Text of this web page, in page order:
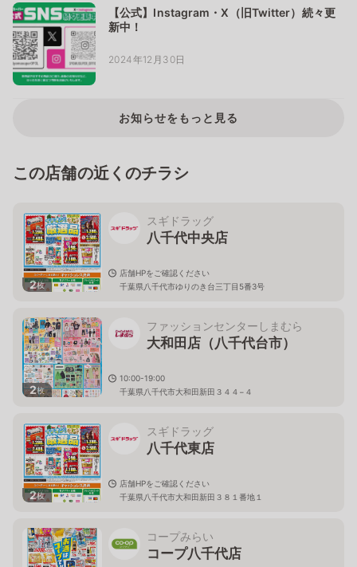
【公式】Instagram・X（旧Twitter）続々更
新中！
2024年12月30日
お知らせをもっと見る
この店舗の近くのチラシ
2枚
スギドラッグ
八千代中央店
店舗HPをご確認ください
千葉県八千代市ゆりのき台三丁目5番3号
2枚
ファッションセンターしまむら
大和田店（八千代台市）
10:00-19:00
千葉県八千代市大和田新田３４４−４
2枚
スギドラッグ
八千代東店
店舗HPをご確認ください
千葉県八千代市大和田新田３８１番地１
コープみらい
コープ八千代店